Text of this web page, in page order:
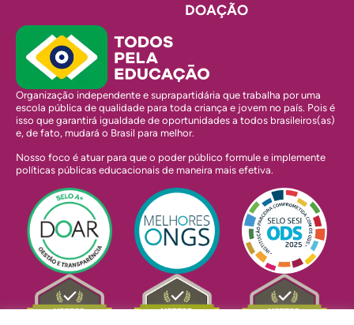
DOAÇÃO
Organização independente e suprapartidária que trabalha por uma
escola pública de qualidade para toda criança e jovem no país. Pois é
isso que garantirá igualdade de oportunidades a todos brasileiros(as)
e, de fato, mudará o Brasil para melhor.
Nosso foco é atuar para que o poder público formule e implemente
políticas públicas educacionais de maneira mais efetiva.